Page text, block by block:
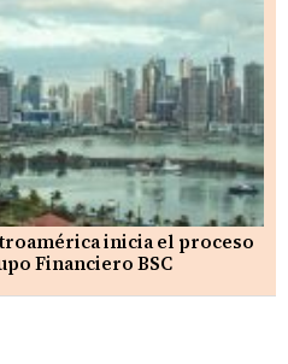
inicia el proceso
Financiero BSC